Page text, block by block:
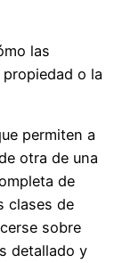
las
o la
permiten a
otra de una
de
clases de
sobre
detallado y